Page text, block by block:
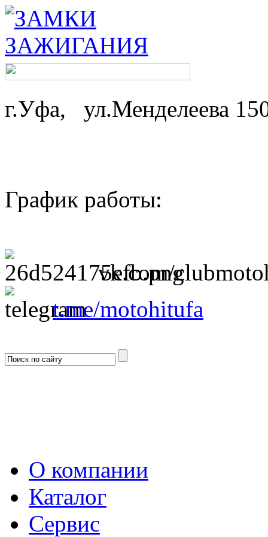
г.Уфа, ул.Менделеева
График работы:
vk.com/
t.me/motohitufa
О компании
Каталог
Сервис